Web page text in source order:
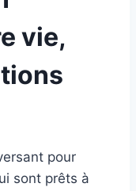
vie,
pour
sont prêts à